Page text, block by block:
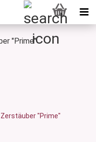
"Prime"